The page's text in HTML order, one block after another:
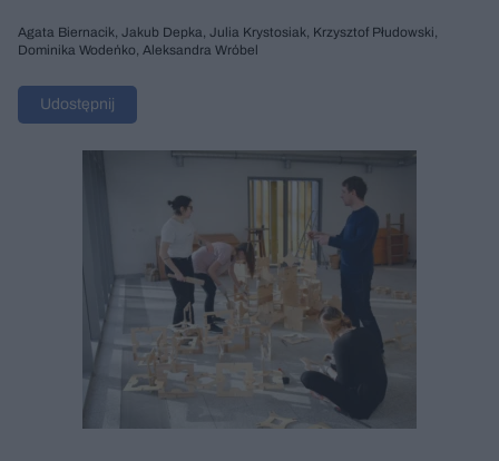
Agata Biernacik, Jakub Depka, Julia Krystosiak, Krzysztof Płudowski,
Dominika Wodeńko, Aleksandra Wróbel
Udostępnij